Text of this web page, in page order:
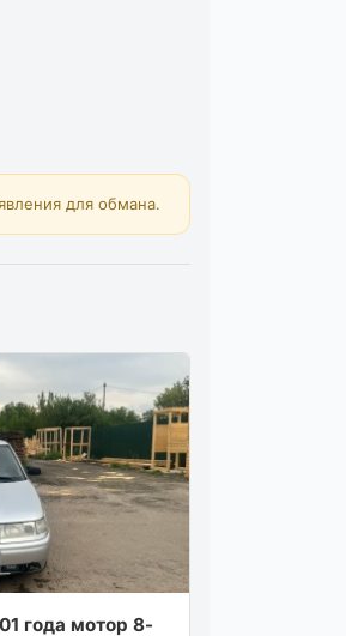
для обмана.
года мотор 8-